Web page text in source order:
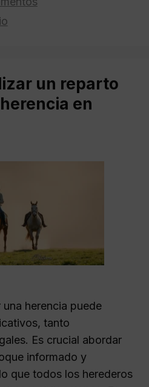
un reparto
en
herencia puede
tanto
Es crucial abordar
informado y
que todos los herederos